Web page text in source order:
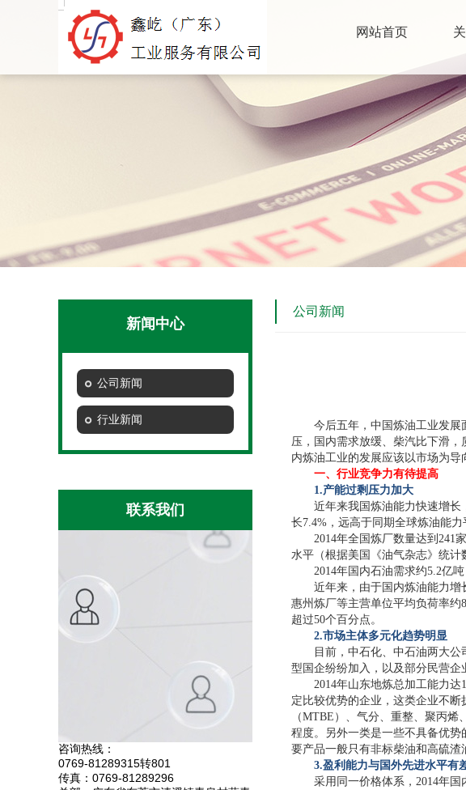
网站首页
新闻中心
公司新闻
行业新闻
联系我们
咨询热线：
0769-81289315转801
传真：0769-81289296
公司新闻
今后五年，中国炼油工业发
压，国内需求放缓、柴汽比下滑
内炼油工业的发展应该以市场为导
一、行业竞争力有待提高
1.产能过剩压力加大
近年来我国炼油能力快速增长
长7.4%，远高于同期全球炼油能力
2014年全国炼厂数量达到241
水平（根据美国《油气杂志》统计
2014年国内石油需求约5.2亿
近年来，由于国内炼油能力增
惠州炼厂等主营单位平均负荷率约
超过50个百分点。
2.市场主体多元化趋势明显
目前，中石化、中石油两大
型国企纷纷加入，以及部分民营企
2014年山东地炼总加工能力
定比较优势的企业，这类企业不
（MTBE）、气分、重整、聚丙
程度。另外一类是一些不具备优
要产品一般只有非标柴油和高硫渣
3.盈利能力与国外先进水平有
采用同一价格体系，2014年